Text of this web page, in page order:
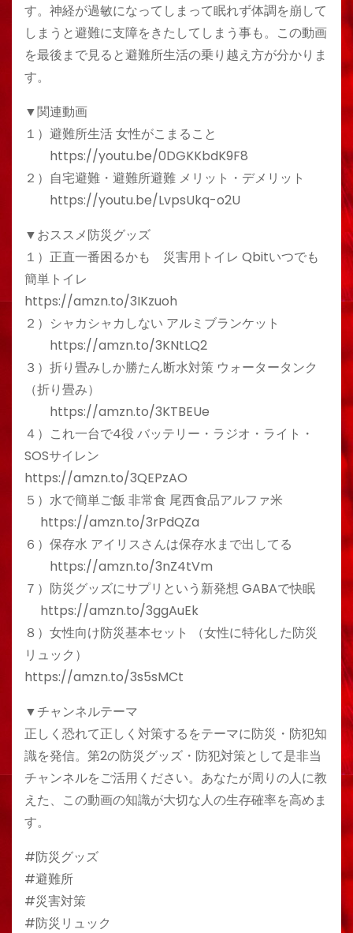
す。神経が過敏になってしまって眠れず体調を崩して
しまうと避難に支障をきたしてしまう事も。この動画
を最後まで見ると避難所生活の乗り越え方が分かりま
す。
▼関連動画
１）避難所生活 女性がこまること
https://youtu.be/0DGKKbdK9F8
２）自宅避難・避難所避難 メリット・デメリット
https://youtu.be/LvpsUkq-o2U
▼おススメ防災グッズ
１）正直一番困るかも 災害用トイレ Qbitいつでも
簡単トイレ
https://amzn.to/3IKzuoh
２）シャカシャカしない アルミブランケット
https://amzn.to/3KNtLQ2
３）折り畳みしか勝たん断水対策 ウォータータンク
（折り畳み）
https://amzn.to/3KTBEUe
４）これ一台で4役 バッテリー・ラジオ・ライト・
SOSサイレン
https://amzn.to/3QEPzAO
５）水で簡単ご飯 非常食 尾西食品アルファ米
https://amzn.to/3rPdQZa
６）保存水 アイリスさんは保存水まで出してる
https://amzn.to/3nZ4tVm
７）防災グッズにサプリという新発想 GABAで快眠
https://amzn.to/3ggAuEk
８）女性向け防災基本セット （女性に特化した防災
リュック）
https://amzn.to/3s5sMCt
▼チャンネルテーマ
正しく恐れて正しく対策するをテーマに防災・防犯知
識を発信。第2の防災グッズ・防犯対策として是非当
チャンネルをご活用ください。あなたが周りの人に教
えた、この動画の知識が大切な人の生存確率を高めま
す。
#防災グッズ
#避難所
#災害対策
#防災リュック